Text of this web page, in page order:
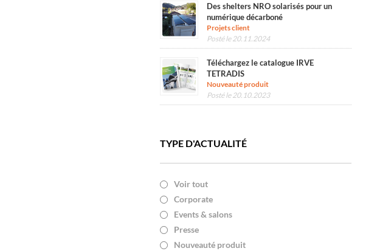
Des shelters NRO solarisés pour un
numérique décarboné
Projets client
Posté le 20.11.2024
Téléchargez le catalogue IRVE
TETRADIS
Nouveauté produit
Posté le 20.10.2023
TYPE D'ACTUALITÉ
Voir tout
Corporate
Events & salons
Presse
Nouveauté produit